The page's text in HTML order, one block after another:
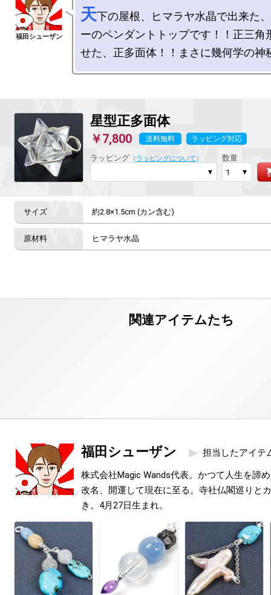
天下の屋根、ヒマラヤ水晶で出来た
ーのペンダントトップです！！正三角
星型正多面体
￥7,800 送料無料 ラッピング対応
ラッピング （ ラッピングについて ） 数量
約2.8×1.5cm (カン含む)
ヒマラヤ水晶
福田シューザン 担当したアイテ
株式会社Magic Wands代表。かつて人生を諦
改名、開運して現在に至る。寺社仏閣巡りと
き。4月27日生まれ。